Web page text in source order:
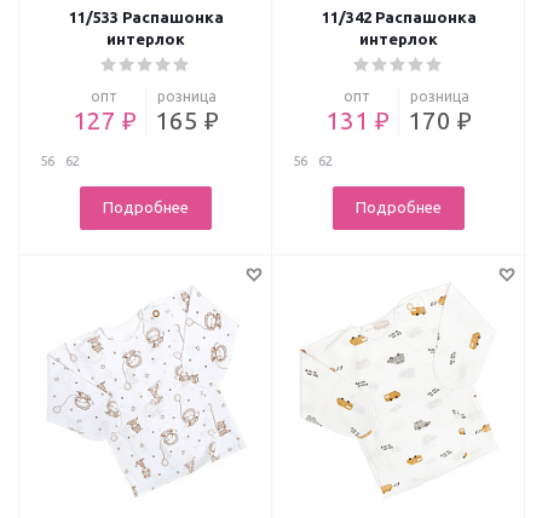
11/533 Распашонка
интерлок
опт
127 ₽
розница
165 ₽
56 62
Подробнее
11/342 Распашонка
интерлок
опт
131 ₽
розница
170 ₽
56 62
Подробнее